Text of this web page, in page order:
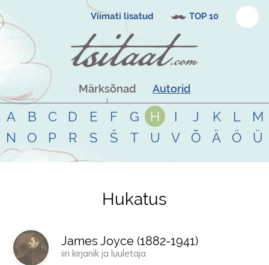
Viimati lisatud TOP 10
Märksõnad Autorid
A B C D E F G H I J K L
M
N
O P R S Š T U V Õ Ä Ö Ü
Tsitaadid teemal hukatus
Hukatus
James Joyce (1882-1941)
iiri kirjanik ja luuletaja